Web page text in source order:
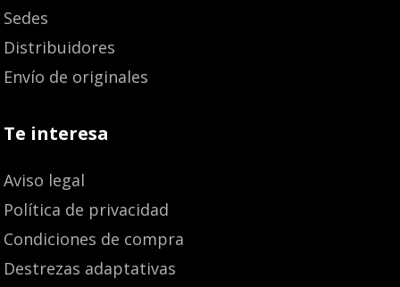
Sedes
Distribuidores
Envío de originales
Te interesa
Aviso legal
Política de privacidad
Condiciones de compra
Destrezas adaptativas